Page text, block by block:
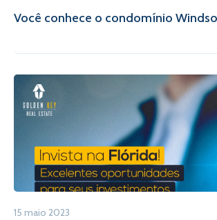
Você conhece o condomínio
15 maio 2023